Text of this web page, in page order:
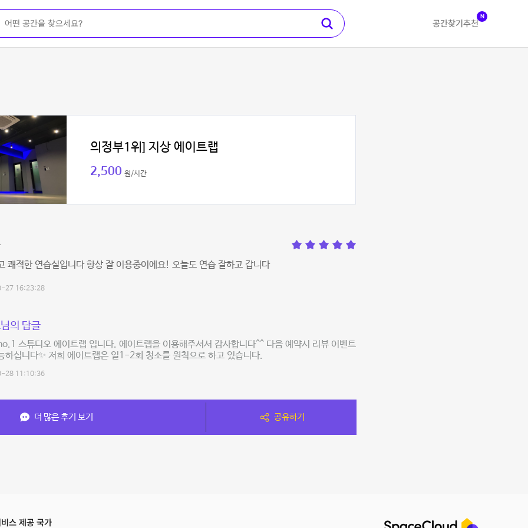
공간찾기 추천
N
의정부1위] 지상 에이트랩
2,500 원/시간
쾌적한 연습실입니다 항상 잘 이용중이에요! 오늘도 연습 잘하고 갑니다
27 16:23:28
의 답글
스튜디오 에이트랩 입니다. 에이트랩을 이용해주셔서 감사합니다^^ 다음 예약시 리뷰 이벤트
하십니다✨ 저희 에이트랩은 일1-2회 청소를 원칙으로 하고 있습니다.
28 11:10:36
더 많은 후기 보기 공유하기
스 제공 국가